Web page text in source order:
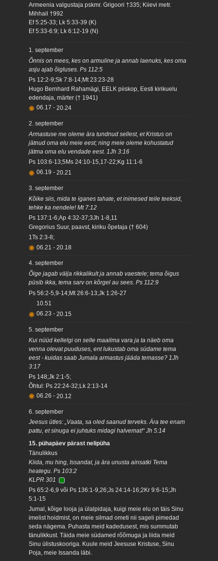
Armeenia valgustaja pskmr. Grigoori †335; Kiievi metr.
Mihhail †992
Ef 5:25-33; Lk 5:33-39 (K)
Ef 5:33-6:9; Lk 6:12-19 (N)
1. september
Õnnis on mees, kes on armuline ja annab laenuks, kes oma
asju ajab õigluses. Ps 112:5
Ps 12:2-9;Sk 7:8-14;Mt 23:23-28
Hugo Bernhard Rahamägi, EELK piiskop, Eesti kirikuelu
edendaja, märter († 1941)
06.17 - 20.24
2. september
Armastuse me oleme ära tundnud sellest, et Kristus on
jätnud oma elu meie eest; ning meie oleme kohustatud
jätma oma elu vendade eest. 1Jh 3:16
Ps 103:6-13;5Ms 24:10-15,17-22;Kg 11:1-6
06.19 - 20.21
3. september
Kõike siis, mida te iganes tahate, et inimesed teile teeksid,
tehke ka nendele! Mt 7:12
Ps 137:1-6;Ap 4:32-37;3Jh 1-8,11
Gregorius Suur, paavst, kiriku õpetaja († 604)
1Ts 2:3-8;
06.21 - 20.18
4. september
Õige jagab välja rikkalikult ja annab vaestele; tema õigus
püsib ikka, tema sarv on kõrgel au sees. Ps 112:9
Ps 56:2-5,9-14;Mt 26:6-13;Jk 1:26-27
10.51
06.23 - 20.15
5. september
Kui nüüd kellelgi on selle maailma vara ja ta näeb oma
venna olevat puuduses, ent lukustab oma südame tema
eest - kuidas saab Jumala armastus jääda temasse? 1Jh
3:17
Ps 148;Jk 2:1-5;
Õhtul: Ps 22:24-32;Lk 2:13-14
06.26 - 20.12
6. september
Jeesus ütles: „Vaata, sa oled saanud terveks. Ära tee enam
pattu, et sinuga ei juhtuks midagi halvemat!“ Jh 5:14
15. pühapäev pärast nelipüha
Tänulikkus
Kiida, mu hing, Issandat, ja ära unusta ainsatki Tema
heategu. Ps 103:2
KLPR 301
Ps 65:2-6,9 või Ps 136:1-9,26;Js 24:14-16;2Kr 9:6-15;Jh
5:1-15
Jumal, kõige looja ja ülalpidaja, kuigi meie elu on täis Sinu
imelist hoidmist, on meie silmad ometi nii sageli pimedad
seda nägema. Puhasta meid kadedusest, mis summutab
tänulikkust. Täida meie südamed rõõmuga ja liida meid
Sinu ülistuskooriga. Kuule meid Jeesuse Kristuse, Sinu
Poja, meie Issanda läbi.